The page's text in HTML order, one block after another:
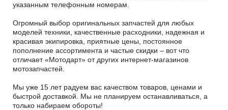
указанным телефонным номерам.
Огромный выбор оригинальных запчастей для любых
моделей техники, качественные расходники, надежная и
красивая экипировка, приятные цены, постоянное
пополнение ассортимента и частые скидки – вот что
отличает «Мотодарт» от других интернет-магазинов
мотозапчастей.
Мы уже 15 лет радуем вас качеством товаров, ценами и
быстрой доставкой. Мы не планируем останавливаться, а
только набираем обороты!